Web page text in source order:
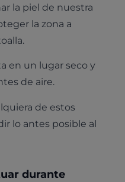
la piel de nuestra
la zona a
en un lugar seco y
de aire.
de estos
lo antes posible al
durante